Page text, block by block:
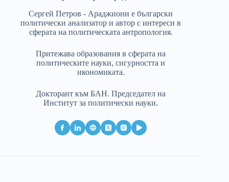
Сергей Петров - Араджиони е български
политически анализатор и автор с интереси в
сферата на политическата антропология.
Притежава образования в сферата на
политическите науки, сигурността и
икономиката.
Докторант към БАН. Председател на
Институт за политически науки.